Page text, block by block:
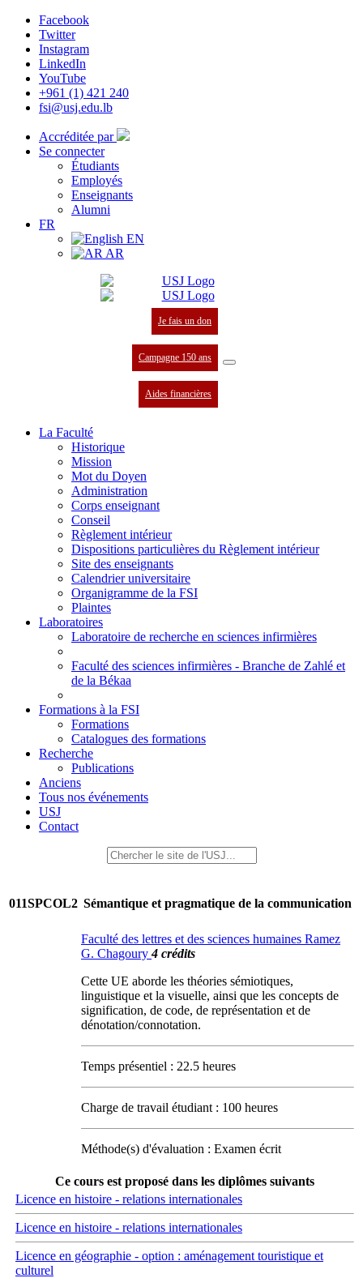
Facebook
Twitter
Instagram
LinkedIn
YouTube
+961 (1) 421 240
fsi@usj.edu.lb
Accréditée par
Se connecter
Étudiants
Employés
Enseignants
Alumni
FR
EN
AR
Je fais un don
Campagne 150 ans
Aides financières
La Faculté
Historique
Mission
Mot du Doyen
Administration
Corps enseignant
Conseil
Règlement intérieur
Dispositions particulières du Règlement intérieur
Site des enseignants
Calendrier universitaire
Organigramme de la FSI
Plaintes
Laboratoires
Laboratoire de recherche en sciences infirmières
Faculté des sciences infirmières - Branche de Zahlé et
de la Békaa
Formations à la FSI
Formations
Catalogues des formations
Recherche
Publications
Anciens
Tous nos événements
USJ
Contact
011SPCOL2 Sémantique et pragmatique de la communication
Faculté des lettres et des sciences humaines Ramez
G. Chagoury4 crédits
Cette UE aborde les théories sémiotiques,
linguistique et la visuelle, ainsi que les concepts de
signification, de code, de représentation et de
dénotation/connotation.
Temps présentiel : 22.5 heures
Charge de travail étudiant : 100 heures
Méthode(s) d'évaluation : Examen écrit
Ce cours est proposé dans les diplômes suivants
Licence en histoire - relations internationales
Licence en histoire - relations internationales
Licence en géographie - option : aménagement touristique et
culturel